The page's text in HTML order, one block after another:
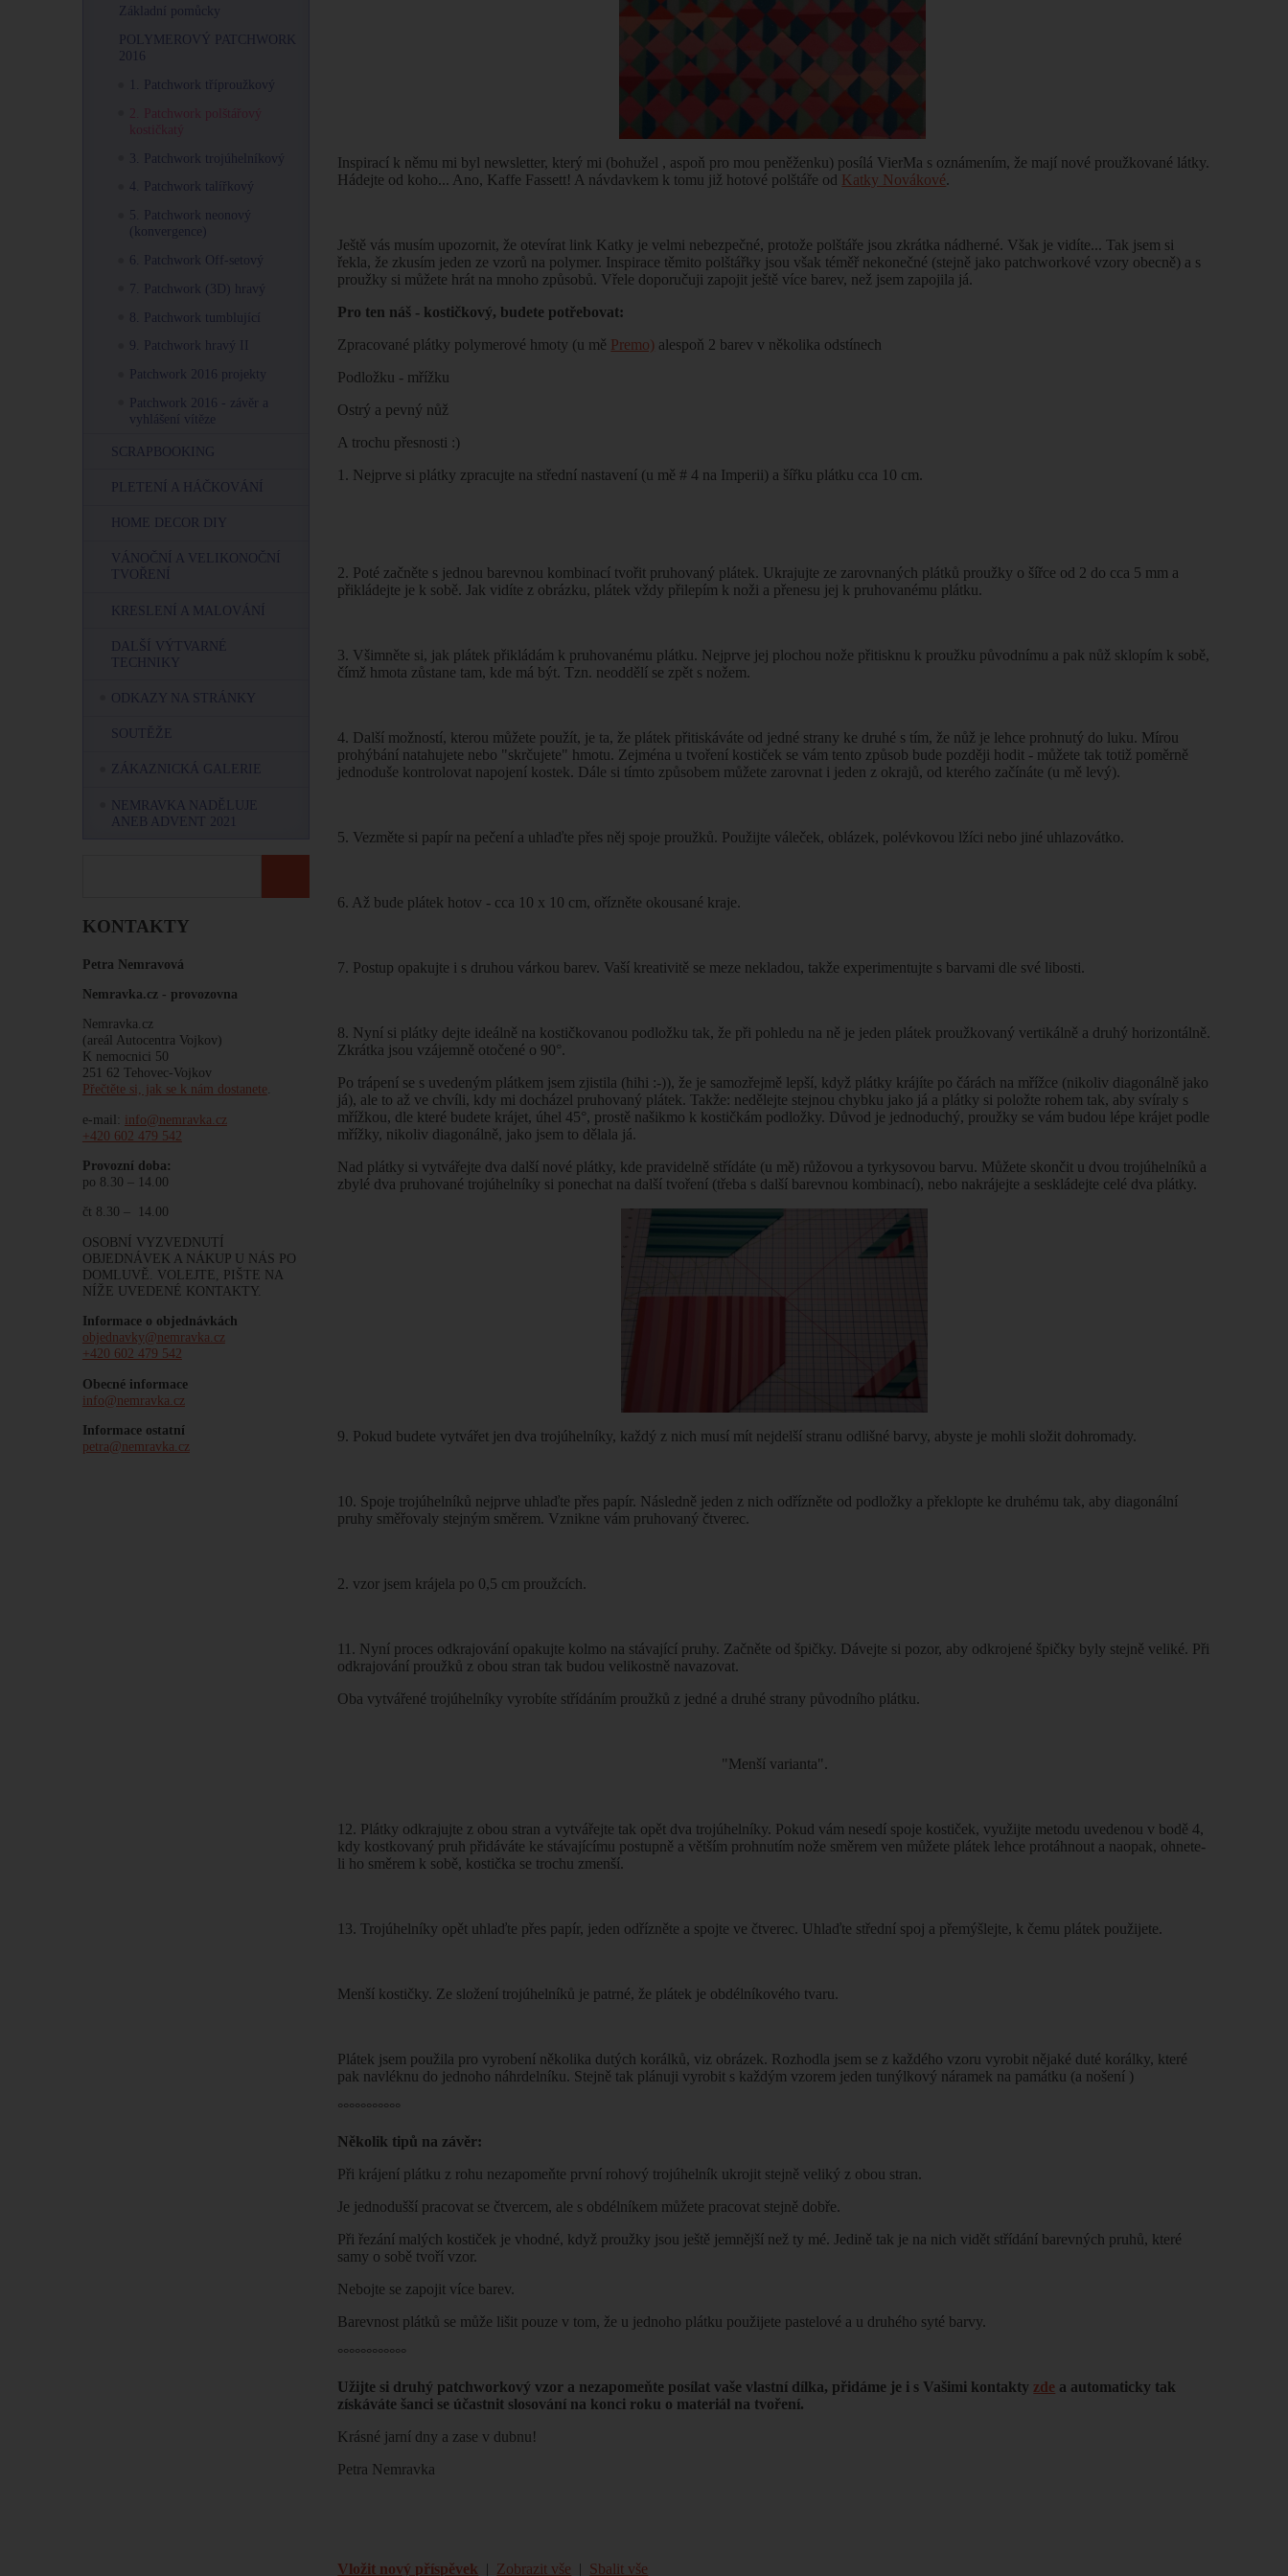
Základní pomůcky
POLYMEROVÝ PATCHWORK
2016
1. Patchwork tříproužkový
2. Patchwork polštářový
kostičkatý
3. Patchwork trojúhelníkový
4. Patchwork talířkový
5. Patchwork neonový
(konvergence)
6. Patchwork Off-setový
7. Patchwork (3D) hravý
8. Patchwork tumblující
9. Patchwork hravý II
Patchwork 2016 projekty
Patchwork 2016 - závěr a
vyhlášení vítěze
SCRAPBOOKING
PLETENÍ A HÁČKOVÁNÍ
HOME DECOR DIY
VÁNOČNÍ A VELIKONOČNÍ
TVOŘENÍ
KRESLENÍ A MALOVÁNÍ
DALŠÍ VÝTVARNÉ
TECHNIKY
ODKAZY NA STRÁNKY
SOUTĚŽE
ZÁKAZNICKÁ GALERIE
NEMRAVKA NADĚLUJE
ANEB ADVENT 2021
KONTAKTY
Petra Nemravová
Nemravka.cz - provozovna
Nemravka.cz
(areál Autocentra Vojkov)
K nemocnici 50
251 62 Tehovec-Vojkov
Přečtěte si, jak se k nám dostanete.
e-mail: info@nemravka.cz
+420 602 479 542
Provozní doba:
po 8.30 – 14.00
čt 8.30 – 14.00
OSOBNÍ VYZVEDNUTÍ
OBJEDNÁVEK A NÁKUP U NÁS PO
DOMLUVĚ. VOLEJTE, PIŠTE NA
NÍŽE UVEDENÉ KONTAKTY.
Informace o objednávkách
objednavky@nemravka.cz
+420 602 479 542
Obecné informace
info@nemravka.cz
Informace ostatní
petra@nemravka.cz
Inspirací k němu mi byl newsletter, který mi (bohužel , aspoň pro mou peněženku) posílá VierMa s oznámením, že mají nové proužkované látky.
Hádejte od koho... Ano, Kaffe Fassett! A návdavkem k tomu již hotové polštáře od Katky Novákové.
Ještě vás musím upozornit, že otevírat link Katky je velmi nebezpečné, protože polštáře jsou zkrátka nádherné. Však je vidíte... Tak jsem si
řekla, že zkusím jeden ze vzorů na polymer. Inspirace těmito polštářky jsou však téměř nekonečné (stejně jako patchworkové vzory obecně) a s
proužky si můžete hrát na mnoho způsobů. Vřele doporučuji zapojit ještě více barev, než jsem zapojila já.
Pro ten náš - kostičkový, budete potřebovat:
Zpracované plátky polymerové hmoty (u mě Premo) alespoň 2 barev v několika odstínech
Podložku - mřížku
Ostrý a pevný nůž
A trochu přesnosti :)
1. Nejprve si plátky zpracujte na střední nastavení (u mě # 4 na Imperii) a šířku plátku cca 10 cm.
2. Poté začněte s jednou barevnou kombinací tvořit pruhovaný plátek. Ukrajujte ze zarovnaných plátků proužky o šířce od 2 do cca 5 mm a
přikládejte je k sobě. Jak vidíte z obrázku, plátek vždy přilepím k noži a přenesu jej k pruhovanému plátku.
3. Všimněte si, jak plátek přikládám k pruhovanému plátku. Nejprve jej plochou nože přitisknu k proužku původnímu a pak nůž sklopím k sobě,
čímž hmota zůstane tam, kde má být. Tzn. neoddělí se zpět s nožem.
4. Další možností, kterou můžete použít, je ta, že plátek přitiskáváte od jedné strany ke druhé s tím, že nůž je lehce prohnutý do luku. Mírou
prohýbání natahujete nebo "skrčujete" hmotu. Zejména u tvoření kostiček se vám tento způsob bude později hodit - můžete tak totiž poměrně
jednoduše kontrolovat napojení kostek. Dále si tímto způsobem můžete zarovnat i jeden z okrajů, od kterého začínáte (u mě levý).
5. Vezměte si papír na pečení a uhlaďte přes něj spoje proužků. Použijte váleček, oblázek, polévkovou lžíci nebo jiné uhlazovátko.
6. Až bude plátek hotov - cca 10 x 10 cm, ořízněte okousané kraje.
7. Postup opakujte i s druhou várkou barev. Vaší kreativitě se meze nekladou, takže experimentujte s barvami dle své libosti.
8. Nyní si plátky dejte ideálně na kostičkovanou podložku tak, že při pohledu na ně je jeden plátek proužkovaný vertikálně a druhý horizontálně.
Zkrátka jsou vzájemně otočené o 90°.
Po trápení se s uvedeným plátkem jsem zjistila (hihi :-)), že je samozřejmě lepší, když plátky krájíte po čárách na mřížce (nikoliv diagonálně jako
já), ale to až ve chvíli, kdy mi docházel pruhovaný plátek. Takže: nedělejte stejnou chybku jako já a plátky si položte rohem tak, aby svíraly s
mřížkou, dle které budete krájet, úhel 45°, prostě našikmo k kostičkám podložky. Důvod je jednoduchý, proužky se vám budou lépe krájet podle
mřížky, nikoliv diagonálně, jako jsem to dělala já.
Nad plátky si vytvářejte dva další nové plátky, kde pravidelně střídáte (u mě) růžovou a tyrkysovou barvu. Můžete skončit u dvou trojúhelníků a
zbylé dva pruhované trojúhelníky si ponechat na další tvoření (třeba s další barevnou kombinací), nebo nakrájejte a seskládejte celé dva plátky.
9. Pokud budete vytvářet jen dva trojúhelníky, každý z nich musí mít nejdelší stranu odlišné barvy, abyste je mohli složit dohromady.
10. Spoje trojúhelníků nejprve uhlaďte přes papír. Následně jeden z nich odřízněte od podložky a překlopte ke druhému tak, aby diagonální
pruhy směřovaly stejným směrem. Vznikne vám pruhovaný čtverec.
2. vzor jsem krájela po 0,5 cm proužcích.
11. Nyní proces odkrajování opakujte kolmo na stávající pruhy. Začněte od špičky. Dávejte si pozor, aby odkrojené špičky byly stejně veliké. Při
odkrajování proužků z obou stran tak budou velikostně navazovat.
Oba vytvářené trojúhelníky vyrobíte střídáním proužků z jedné a druhé strany původního plátku.
"Menší varianta".
12. Plátky odkrajujte z obou stran a vytvářejte tak opět dva trojúhelníky. Pokud vám nesedí spoje kostiček, využijte metodu uvedenou v bodě 4,
kdy kostkovaný pruh přidáváte ke stávajícímu postupně a větším prohnutím nože směrem ven můžete plátek lehce protáhnout a naopak, ohnete-
li ho směrem k sobě, kostička se trochu zmenší.
13. Trojúhelníky opět uhlaďte přes papír, jeden odřízněte a spojte ve čtverec. Uhlaďte střední spoj a přemýšlejte, k čemu plátek použijete.
Menší kostičky. Ze složení trojúhelníků je patrné, že plátek je obdélníkového tvaru.
Plátek jsem použila pro vyrobení několika dutých korálků, viz obrázek. Rozhodla jsem se z každého vzoru vyrobit nějaké duté korálky, které
pak navléknu do jednoho náhrdelníku. Stejně tak plánuji vyrobit s každým vzorem jeden tunýlkový náramek na památku (a nošení )
°°°°°°°°°°°
Několik tipů na závěr:
Při krájení plátku z rohu nezapomeňte první rohový trojúhelník ukrojit stejně veliký z obou stran.
Je jednodušší pracovat se čtvercem, ale s obdélníkem můžete pracovat stejně dobře.
Při řezání malých kostiček je vhodné, když proužky jsou ještě jemnější než ty mé. Jedině tak je na nich vidět střídání barevných pruhů, které
samy o sobě tvoří vzor.
Nebojte se zapojit více barev.
Barevnost plátků se může lišit pouze v tom, že u jednoho plátku použijete pastelové a u druhého syté barvy.
°°°°°°°°°°°°
Užijte si druhý patchworkový vzor a nezapomeňte posílat vaše vlastní dílka, přidáme je i s Vašimi kontakty zde a automaticky tak
získáváte šanci se účastnit slosování na konci roku o materiál na tvoření.
Krásné jarní dny a zase v dubnu!
Petra Nemravka
Vložit nový příspěvek | Zobrazit vše | Sbalit vše